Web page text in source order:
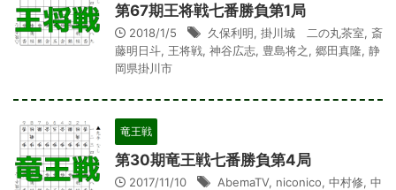
第67期王将戦七番勝負第1局
2018/1/5 久保利明, 掛川城 二の丸茶室, 斎
藤明日斗, 王将戦, 神谷広志, 豊島将之, 郷田真隆, 静
岡県掛川市
竜王戦
第30期竜王戦七番勝負第4局
2017/11/10 AbemaTV, niconico, 中村修, 中